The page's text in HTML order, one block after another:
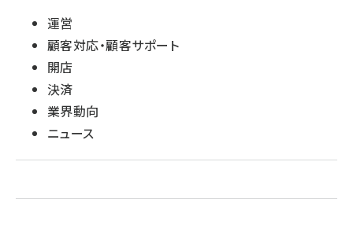
運営
顧客対応・顧客サポート
開店
決済
業界動向
ニュース